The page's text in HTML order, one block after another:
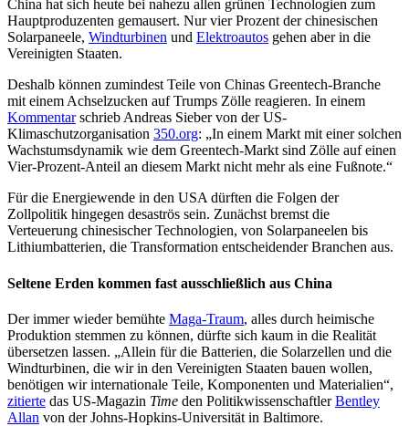
China hat sich heute bei nahezu allen grünen Technologien zum
Hauptproduzenten gemausert. Nur vier Prozent der chinesischen
Solarpaneele, Windturbinen und Elektroautos gehen aber in die
Vereinigten Staaten.
Deshalb können zumindest Teile von Chinas Greentech-Branche
mit einem Achselzucken auf Trumps Zölle reagieren. In einem
Kommentarschrieb Andreas Sieber von der US-
Klimaschutzorganisation 350.org: „In einem Markt mit einer solchen
Wachstumsdynamik wie dem Greentech-Markt sind Zölle auf einen
Vier-Prozent-Anteil an diesem Markt nicht mehr als eine Fußnote.“
Für die Energiewende in den USA dürften die Folgen der
Zollpolitik hingegen desaströs sein. Zunächst bremst die
Verteuerung chinesischer Technologien, von Solarpaneelen bis
Lithiumbatterien, die Transformation entscheidender Branchen aus.
Seltene Erden kommen fast ausschließlich aus China
Der immer wieder bemühte Maga-Traum, alles durch heimische
Produktion stemmen zu können, dürfte sich kaum in die Realität
übersetzen lassen. „Allein für die Batterien, die Solarzellen und die
Windturbinen, die wir in den Vereinigten Staaten bauen wollen,
benötigen wir internationale Teile, Komponenten und Materialien“,
zitierte das US-Magazin Time den PolitikwissenschaftlerBentley
Allan von der Johns-Hopkins-Universität in Baltimore.